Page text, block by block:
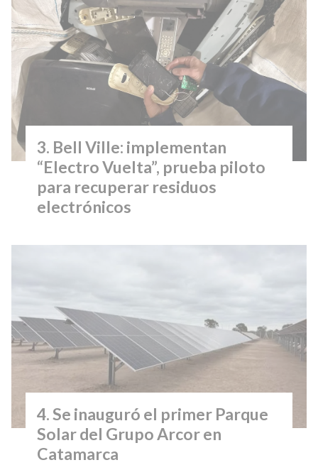
Bell Ville: implementan
“Electro Vuelta”, prueba piloto
para recuperar residuos
electrónicos
Se inauguró el primer Parque
Solar del Grupo Arcor en
Catamarca